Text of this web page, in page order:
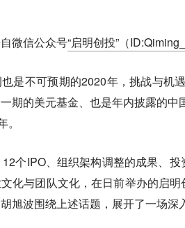
微信公众号“启明创投”（
是不可预期的2020年，挑战与机
期的美元基金、也是年内披露的
。
个IPO、组织架构调整的成果、
化与团队文化，在日前举办的启
旭波围绕上述话题，展开了一场深